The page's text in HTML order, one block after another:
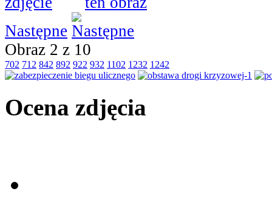
Następne
Obraz 2 z 10
702 712 842 892 922 932 1102 1232 1242
Ocena zdjęcia